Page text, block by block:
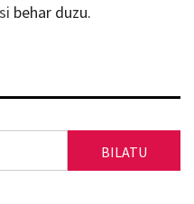
behar duzu.